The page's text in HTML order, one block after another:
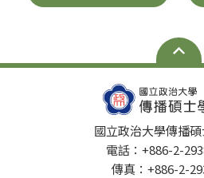
國立政治大學傳播
電話：+886-2-
傳真：+886-2-